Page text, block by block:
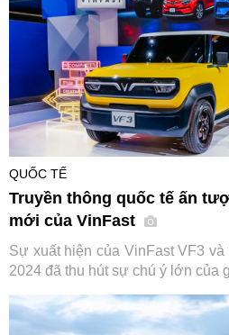
QUỐC TẾ
Truyền thông quốc tế ấn
mới của VinFast
Sự xuất hiện của VinFast VF3
2024 đã thu hút sự chú ý lớn của